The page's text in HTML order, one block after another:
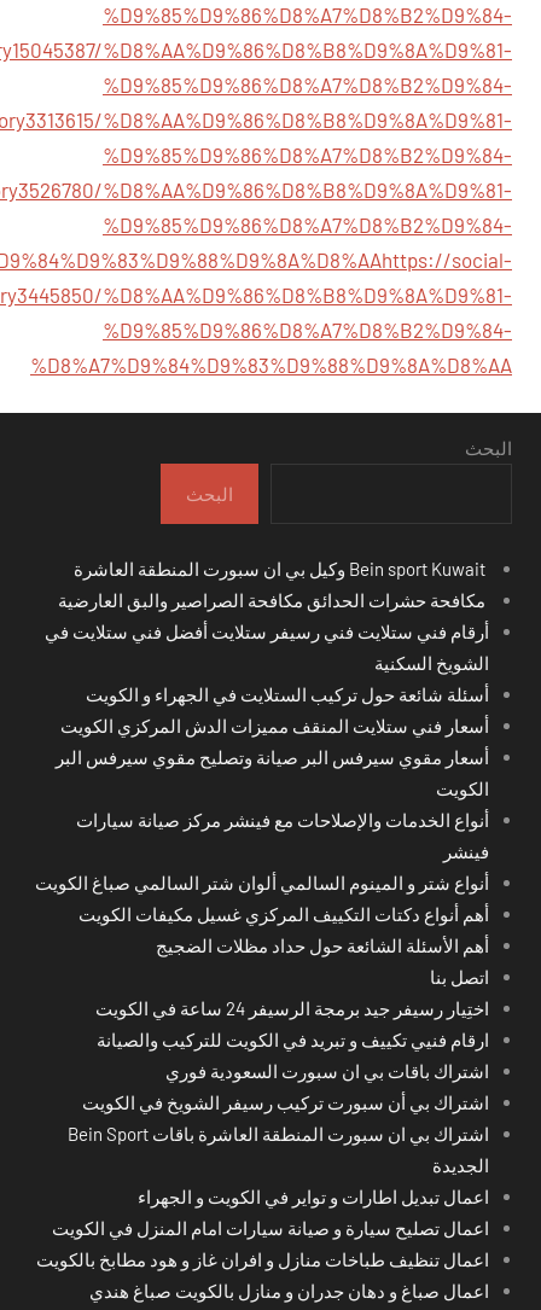
%D9%85%D9%86%D8%A7%D8%B2%D9%84-
%D8%AA%D9%86%D8%B8%D9%8A%D9%81-
%D9%85%D9%86%D8%A7%D8%B2%D9%84-
%D8%AA%D9%86%D8%B8%D9%8A%D9%81-
%D9%85%D9%86%D8%A7%D8%B2%D9%84-
%D8%AA%D9%86%D8%B8%D9%8A%D9%81-
%D9%85%D9%86%D8%A7%D8%B2%D9%84-
https://social-
%D8%AA%D9%86%D8%B8%D9%8A%D9%81-
%D9%85%D9%86%D8%A7%D8%B2%D9%84-
%D8%A7%D9%84%D9%83%D9%88%D9%8A%D8%AA
البحث
البحث
مكافحة حشرات الحدائق مكافحة الصراصير والبق العارضية
أرقام فني ستلايت فني رسيفر ستلايت أفضل فني ستلايت في
الشويخ السكنية
أسئلة شائعة حول تركيب الستلايت في الجهراء و الكويت
أسعار فني ستلايت المنقف مميزات الدش المركزي الكويت
أسعار مقوي سيرفس البر صيانة وتصليح مقوي سيرفس البر
الكويت
أنواع الخدمات والإصلاحات مع فينشر مركز صيانة سيارات
فينشر
أنواع شتر و المينوم السالمي ألوان شتر السالمي صباغ الكويت
أهم أنواع دكتات التكييف المركزي غسيل مكيفات الكويت
أهم الأسئلة الشائعة حول حداد مظلات الضجيج
اتصل بنا
اختِيار رسيفر جيد برمجة الرسيفر 24 ساعة في الكويت
ارقام فنيي تكييف و تبريد في الكويت للتركيب والصيانة
اشتراك باقات بي ان سبورت السعودية فوري
اشتراك بي أن سبورت تركيب رسيفر الشويخ في الكويت
اشتراك بي ان سبورت المنطقة العاشرة باقات Bein Sport
الجديدة
اعمال تبديل اطارات و تواير في الكويت و الجهراء
اعمال تصليح سيارة و صيانة سيارات امام المنزل في الكويت
اعمال تنظيف طباخات منازل و افران غاز و هود مطابخ بالكويت
اعمال صباغ و دهان جدران و منازل بالكويت صباغ هندي